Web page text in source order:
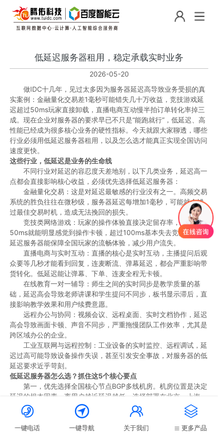
低延迟服务器租用，稳定承载实时业务
2026-05-20
做IDC十几年，见过太多因为服务器延迟高导致业务受损的真
实案例：金融量化交易差1毫秒可能错失几十万收益，竞技游戏延
迟超过50ms玩家直接卸载，直播电商互动慢半拍订单转化率掉三
成。现在企业对服务器的要求早已不只是“能跑就行”，低延迟、高
性能已经成为很多核心业务的硬性指标。今天就跟大家聊透，哪些
行业必须用低延迟服务器租用，以及怎么选才能真正实现全国访问
速度更快。
这些行业，低延迟是业务的生命线
不同行业对延迟的容忍度天差地别，以下几类业务，延迟高一
点都会直接影响核心收益，必须优先选择低延迟服务器：
金融量化交易：这是对延迟最敏感的行业没有之一。高频交易
系统的胜负往往在微秒级，服务器延迟每增加1毫秒，可能就会错
过最佳交易时机，造成无法挽回的损失。
竞技类网络游戏：玩家的操作体验直接决定留存率，延迟超过
50ms就能明显感觉到操作卡顿，超过100ms基本失去竞技性。低
延迟服务器能保障全国玩家的流畅体验，减少用户流失。
直播电商与实时互动：直播的核心是实时互动，主播提问后观
众要等几秒才能看到回复，连麦断流、弹幕延迟，都会严重影响带
货转化。低延迟能让弹幕、下单、连麦全程无卡顿。
在线教育一对一辅导：师生之间的实时同步是教学质量的基
础，延迟高会导致老师讲课和学生提问不同步，板书显示滞后，直
接影响教学效果和用户续费意愿。
远程办公与协同：视频会议、远程桌面、实时文档协作，延迟
高会导致画面卡顿、声音不同步，严重拖慢团队工作效率，尤其是
跨区域办公的企业。
工业互联网与远程控制：工业设备的实时监控、远程调试，延
迟过高可能导致设备操作失误，甚至引发安全事故，对服务器的低
延迟要求近乎苛刻。
低延迟服务器怎么选？抓住这5个核心要点
第一，优先选择全国核心节点BGP多线机房。机房位置是决定
延迟的根本因素，离用户越近延迟越低。选择部署在北京、上海、
广州、成都等全国核心节点的BGP多线机房，能自动为电信、联
通、移动三大运营商用户匹配最优访问路径，全国大部分地区的访
问延迟都能控制在30ms以内。

一键电话

一键导航

关于我们

更多产品